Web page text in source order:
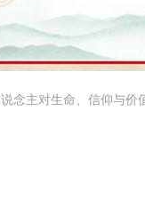
念主对生命、信仰与